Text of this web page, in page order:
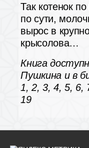
Так котенок
по сути,
вырос в
крысолова…
Книга
Пушкина и в
1, 2, 3, 4, 5, 6,
19